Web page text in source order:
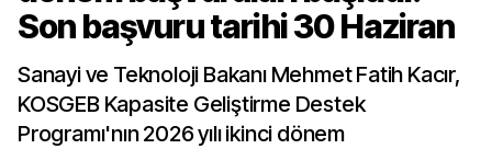
Son başvuru tarihi 30 Haziran
Sanayi ve Teknoloji Bakanı Mehmet Fatih Kacır,
KOSGEB Kapasite Geliştirme Destek
Programı'nın 2026 yılı ikinci dönem